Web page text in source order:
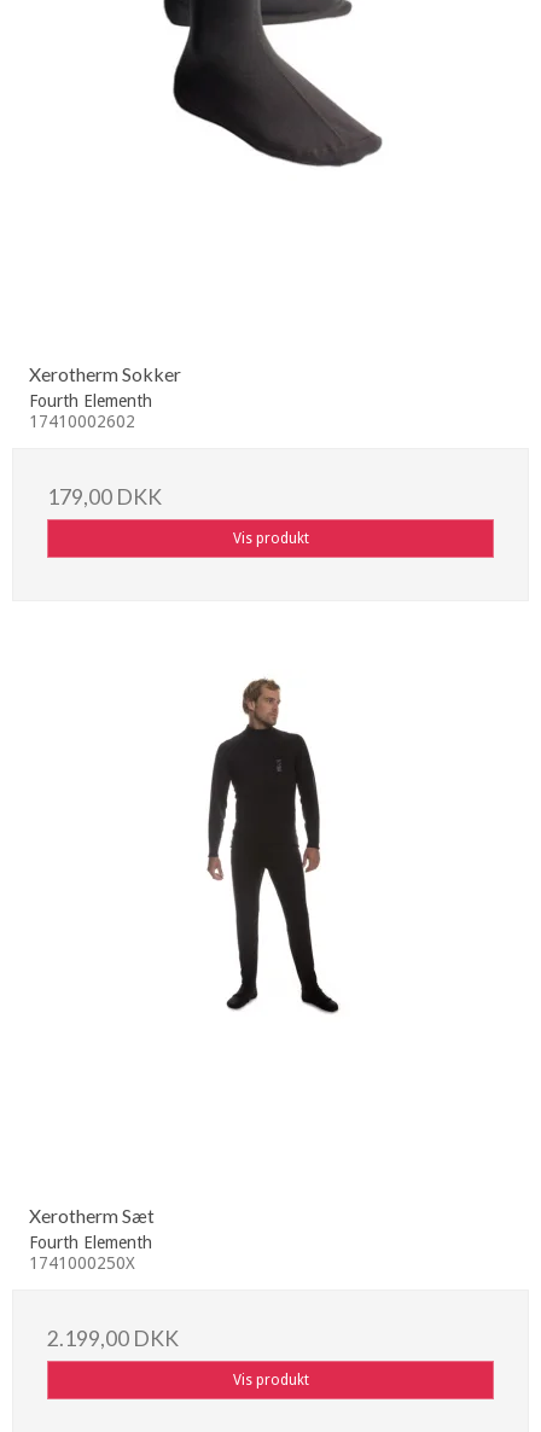
Xerotherm Sokker
Fourth Elementh
17410002602
179,00 DKK
Vis produkt
Xerotherm Sæt
Fourth Elementh
1741000250X
2.199,00 DKK
Vis produkt